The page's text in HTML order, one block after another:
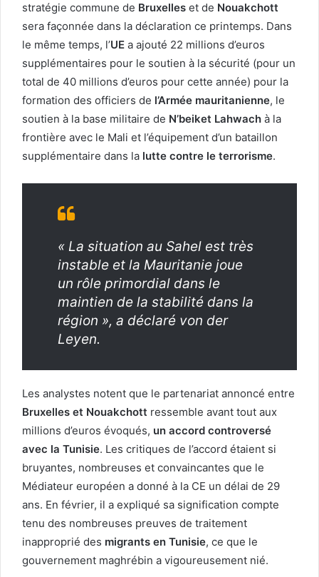
stratégie commune de Bruxelles et de Nouakchott
sera façonnée dans la déclaration ce printemps. Dans
le même temps, l’UE a ajouté 22 millions d’euros
supplémentaires pour le soutien à la sécurité (pour un
total de 40 millions d’euros pour cette année) pour la
formation des officiers de l’Armée mauritanienne, le
soutien à la base militaire de N’beiket Lahwach à la
frontière avec le Mali et l’équipement d’un bataillon
supplémentaire dans la lutte contre le terrorisme.
« La situation au Sahel est très
instable et la Mauritanie joue
un rôle primordial dans le
maintien de la stabilité dans la
région », a déclaré von der
Leyen.
Les analystes notent que le partenariat annoncé entre
Bruxelles et Nouakchott ressemble avant tout aux
millions d’euros évoqués, un accord controversé
avec la Tunisie. Les critiques de l’accord étaient si
bruyantes, nombreuses et convaincantes que le
Médiateur européen a donné à la CE un délai de 29
ans. En février, il a expliqué sa signification compte
tenu des nombreuses preuves de traitement
inapproprié des migrants en Tunisie, ce que le
gouvernement maghrébin a vigoureusement nié.